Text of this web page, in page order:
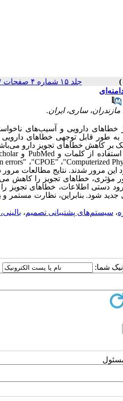
جلد ۱۵ شماره ۴ صفحات ۴۷-۳۹
ساری، ایران.
دارویی و آسیب‌های
به طور قابل توجهی خطاهای
بر کاهش خطاهای تجویز دارو
و PubMed استفاده از کلمات و
errors" ،"CPOE" ،"Computerized
مرتبط واجد شرایط، وارد این مرور شدند. نتایج
مؤثری، خطاهای تجویز را کاهش
دستی اطلاعات، خطاهای تجویز
شود. بنابراین، نظارت مستمر و
، سیستم‌های پشتیبانی تصمیم،
شما:
مسئول